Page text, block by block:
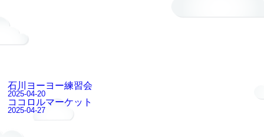
石川ヨーヨー練習会
2025-04-20
ココロルマーケット
2025-04-27